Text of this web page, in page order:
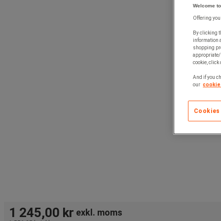
1 245,00 kr exkl. moms
Welcome
Offering
By clicking
information
shopping
appropriate/
cookie, click
And if you
our cookie